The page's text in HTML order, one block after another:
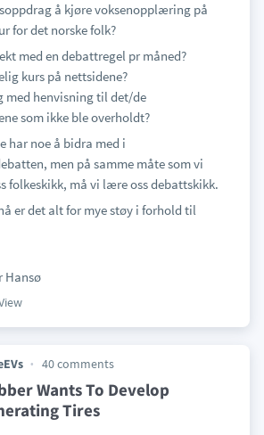
å kjøre voksenopplæring på
for det norske folk?
med en debattregel pr måned?
kurs på nettsidene?
med henvisning til det/de
som ikke ble overholdt?
har noe å bidra med i
men på samme måte som vi
folkeskikk, må vi lære oss debattskikk.
er det alt for mye støy i forhold til
Hansø
40 comments
Wants To Develop
Tires